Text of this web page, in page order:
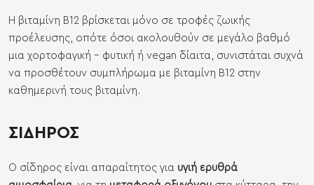
Η βιταμίνη Β12 βρίσκεται μόνο σε τροφές ζωικής
προέλευσης, οπότε όσοι ακολουθούν σε μεγάλο βαθμό
μια χορτοφαγική - φυτική ή vegan δίαιτα, συνιστάται συχνά
να προσθέτουν συμπλήρωμα με βιταμίνη Β12 στην
καθημερινή τους βιταμίνη.
ΣΙΔΗΡΟΣ
Ο σίδηρος είναι απαραίτητος για υγιή ερυθρά